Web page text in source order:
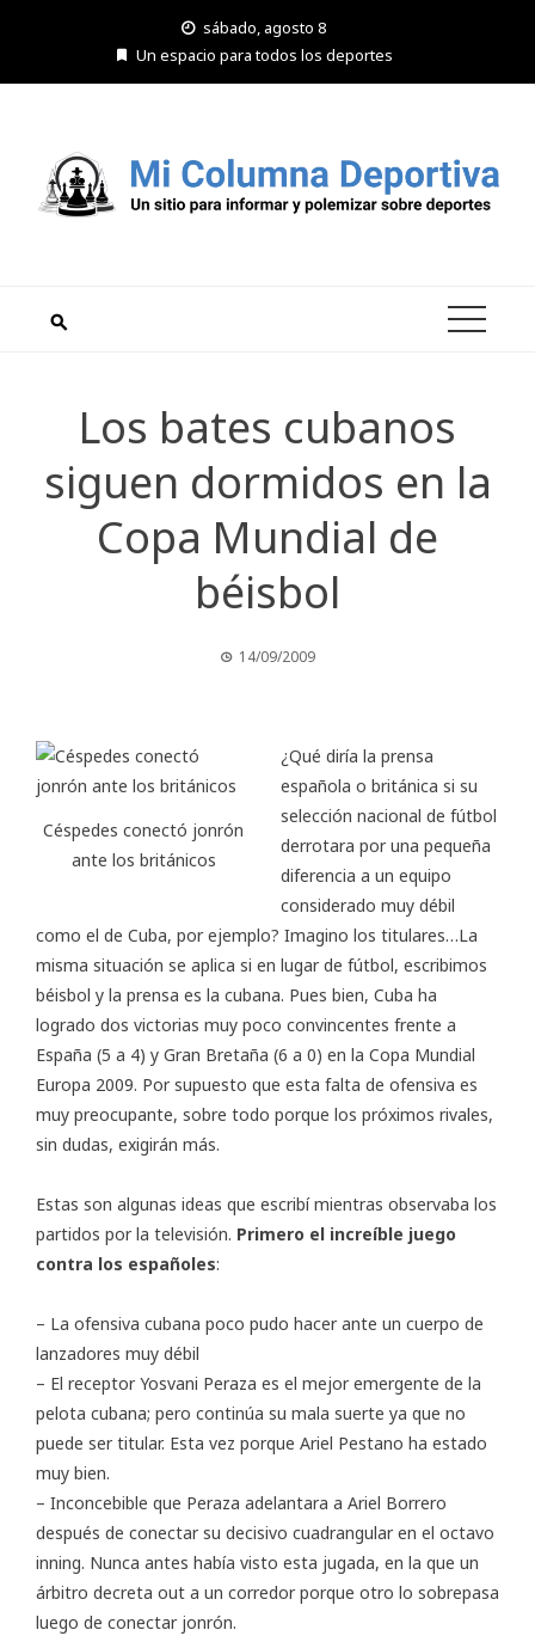
sábado, agosto 8
Un espacio para todos los deportes
Los bates cubanos
siguen dormidos en la
Copa Mundial de
béisbol
14/09/2009
Céspedes conectó jonrón
ante los británicos
¿Qué diría la prensa
española o británica si su
selección nacional de fútbol
derrotara por una pequeña
diferencia a un equipo
considerado muy débil
como el de Cuba, por ejemplo? Imagino los titulares…La
misma situación se aplica si en lugar de fútbol, escribimos
béisbol y la prensa es la cubana. Pues bien, Cuba ha
logrado dos victorias muy poco convincentes frente a
España (5 a 4) y Gran Bretaña (6 a 0) en la Copa Mundial
Europa 2009. Por supuesto que esta falta de ofensiva es
muy preocupante, sobre todo porque los próximos rivales,
sin dudas, exigirán más.
Estas son algunas ideas que escribí mientras observaba los
partidos por la televisión. Primero el increíble juego
contra los españoles:
– La ofensiva cubana poco pudo hacer ante un cuerpo de
lanzadores muy débil
– El receptor Yosvani Peraza es el mejor emergente de la
pelota cubana; pero continúa su mala suerte ya que no
puede ser titular. Esta vez porque Ariel Pestano ha estado
muy bien.
– Inconcebible que Peraza adelantara a Ariel Borrero
después de conectar su decisivo cuadrangular en el octavo
inning. Nunca antes había visto esta jugada, en la que un
árbitro decreta out a un corredor porque otro lo sobrepasa
luego de conectar jonrón.